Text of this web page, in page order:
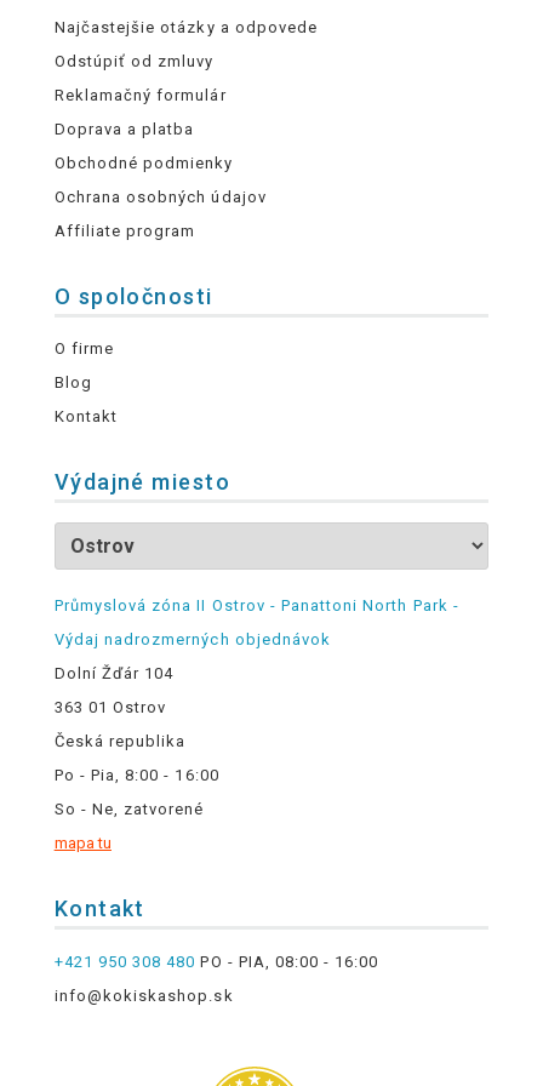
Najčastejšie otázky a odpovede
Odstúpiť od zmluvy
Reklamačný formulár
Doprava a platba
Obchodné podmienky
Ochrana osobných údajov
Affiliate program
O spoločnosti
O firme
Blog
Kontakt
Výdajné miesto
Průmyslová zóna II Ostrov - Panattoni North Park -
Výdaj nadrozmerných objednávok
Dolní Žďár 104
363 01 Ostrov
Česká republika
Po - Pia, 8:00 - 16:00
So - Ne, zatvorené
mapa tu
Kontakt
+421 950 308 480 PO - PIA, 08:00 - 16:00
info@kokiskashop.sk